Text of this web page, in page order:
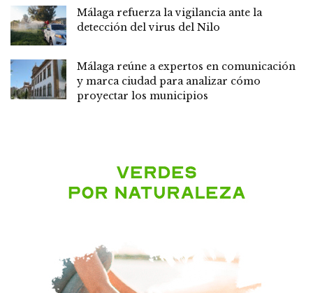
Málaga refuerza la vigilancia ante la
detección del virus del Nilo
Málaga reúne a expertos en comunicación
y marca ciudad para analizar cómo
proyectar los municipios